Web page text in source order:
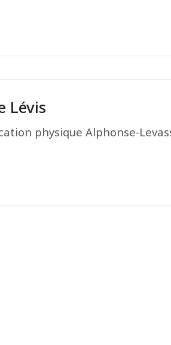
Lévis
physique Alphonse-